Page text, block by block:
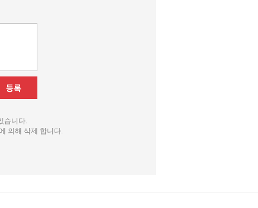
등록
습니다.
의해 삭제 합니다.